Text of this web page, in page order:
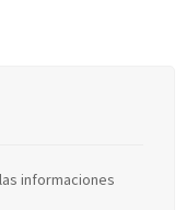
informaciones